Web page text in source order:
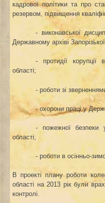
кадрової політики та про
резервом, підвищення
- виконавської
Державному архіві
- протидії корупції
області;
- роботи зі
- охорони праці у
- пожежної безпеки
області;
- роботи в осінньо-
В проекті плану роботи
області на 2013 рікбули
контролі.